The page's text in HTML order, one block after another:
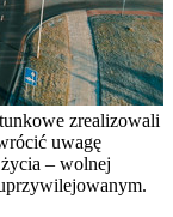
zrealizowali
uwagę
– wolnej